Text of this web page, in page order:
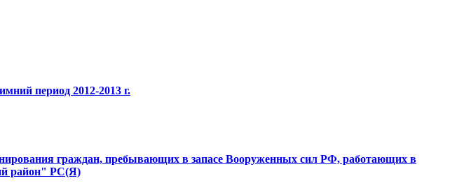
период 2012-2013 г.
граждан, пребывающих в запасе Вооруженных сил РФ, работающих в
район" РС(Я)